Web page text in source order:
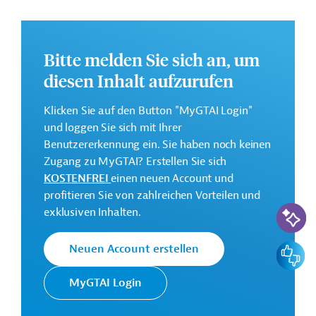
Weitere Informationen zu dem Entwicklungsprojekt
GTAI informiert über dieADB: Schwerpunkte,
Regularien und praktische Hinweise zur
Gesamtkosten:
271 Millionen US-Dollar
Geberbeitrag:
200 Millionen US-Dollar (Darlehen)
Kontaktadressen
Die ADB ist die wichtigste
Bitte melden Sie sich an, um
diesen Inhalt aufzurufen
Klicken Sie auf den Button "MyGTAI Login"
und loggen Sie sich mit Ihrer
Benutzererkennung ein. Sie haben noch keinen
Zugang zu MyGTAI? Erstellen Sie sich
KOSTENFREIeinen neuen Account und
profitieren Sie von zahlreichen Vorteilen und
exklusiven Inhalten.
Neuen Account erstellen
MyGTAI Login
KI-